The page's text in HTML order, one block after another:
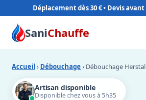
Déplacement dès 30 €
SaniChauffe
Accueil › Débouchage › Débouchage Herstal
Artisan disponible
Disponible chez vous à 5h35